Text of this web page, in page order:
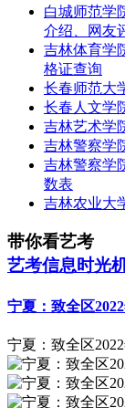
白城师范学
介绍、网友
吉林体育学
格证查询
长春师范大
长春人文学
吉林艺术学
吉林警察学
吉林警察学
数表
吉林农业大
带你看艺考
艺考信息时光
宁夏：致全区
宁夏：致全区